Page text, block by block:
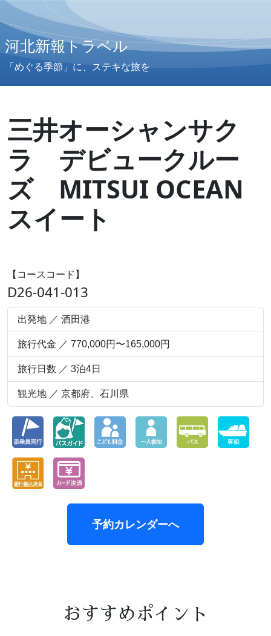
河北新報トラベル
「めぐる季節」に、ステキな旅を
三井オーシャンサク
ラ デビュークルー
ズ MITSUI OCEAN
スイート
【コースコード】
D26-041-013
出発地 ／ 酒田港
旅行代金 ／ 770,000円〜165,000円
旅行日数 ／ 3泊4日
観光地 ／ 京都府、石川県
予約カレンダーへ
おすすめポイント